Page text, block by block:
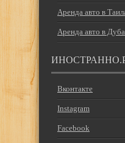
Аренда авто в
Аренда авто в
Вконтакте
Instagram
Facebook